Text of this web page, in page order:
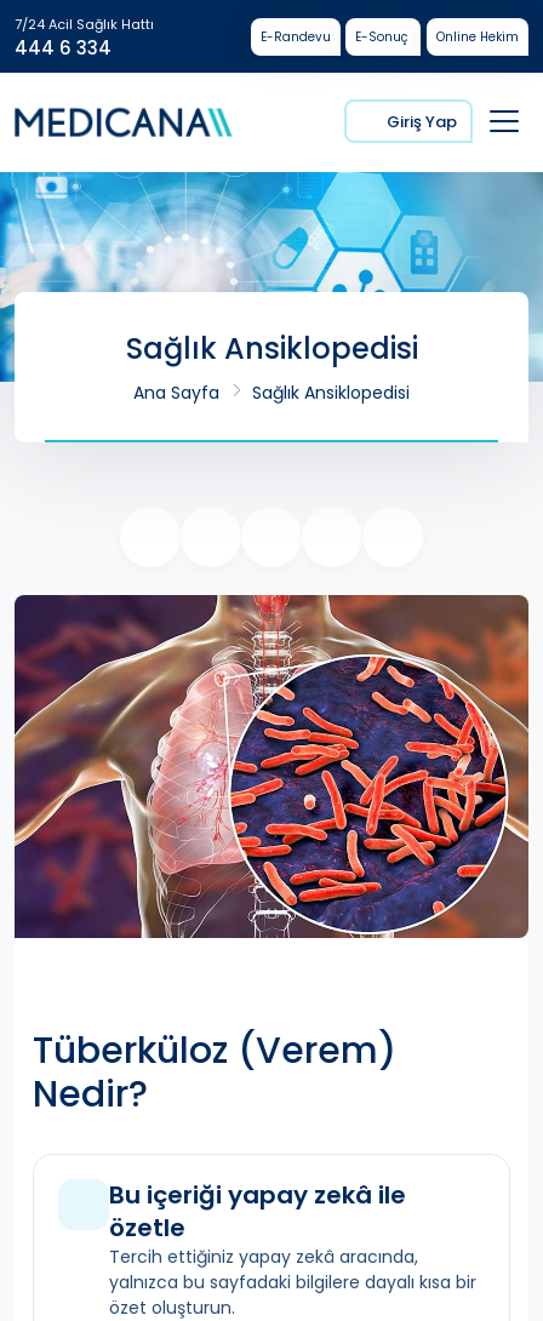
7/24 Acil Sağlık Hattı
444 6 334 E-Randevu E-Sonuç Online Hekim
Giriş Yap
Sağlık Ansiklopedisi
Ana Sayfa Sağlık Ansiklopedisi
Tüberküloz (Verem)
Nedir?
Bu içeriği yapay zekâ ile
özetle
Tercih ettiğiniz yapay zekâ aracında,
yalnızca bu sayfadaki bilgilere dayalı kısa bir
özet oluşturun.